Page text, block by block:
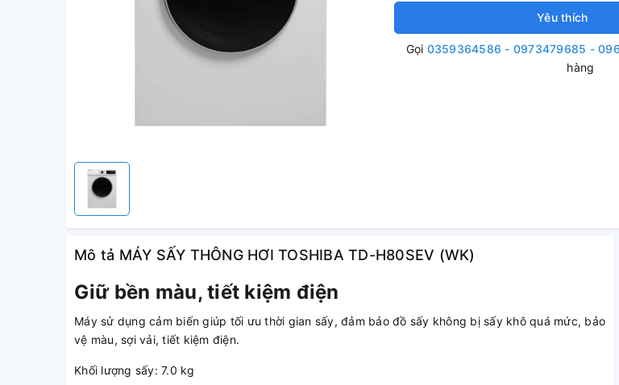
Yêu thích
Gọi 0359364586 - 0973479685 -
hàng
Mô tả MÁY SẤY THÔNG HƠI TOSHIBA TD-H80SEV (WK)
Giữ bền màu, tiết kiệm điện
Máy sử dụng cảm biến giúp tối ưu thời gian sấy, đảm bảo đồ sấy không bị sấy khô quá mức, bảo
vệ màu, sợi vải, tiết kiệm điện.
Khối lượng sấy: 7.0 kg